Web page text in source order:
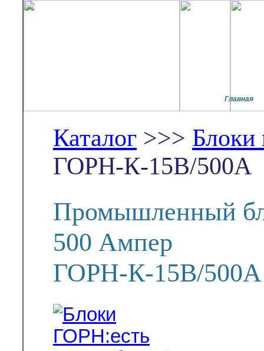
Главная
Каталог >>>
ГОРН-К-15В/500А
Промышленный
500 Ампер
ГОРН-К-15В/500А